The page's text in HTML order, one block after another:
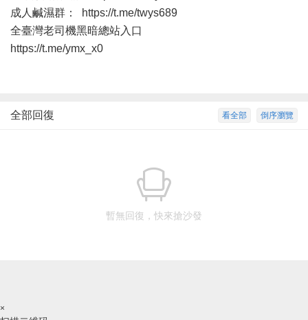
成人鹹濕群：
https://t.me/twys689
全臺灣老司機黑暗總站入口
https://t.me/ymx_x0
倒序瀏覽
看全部
全部回復
暫無回復，快來搶沙發
×